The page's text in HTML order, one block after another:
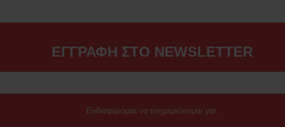
ΕΓΓΡΑΦΗ ΣΤΟ NEWSLETTER
Ενδιαφέρομαι να ενημερώνομαι για: